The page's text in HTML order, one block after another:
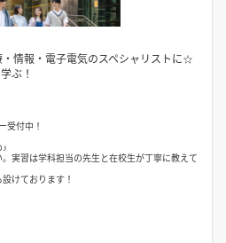
情報・電子電気のスペシャリストに☆
ぶ！
受付中！
実習は学科担当の先生と在校生が丁寧に教えて
けております！